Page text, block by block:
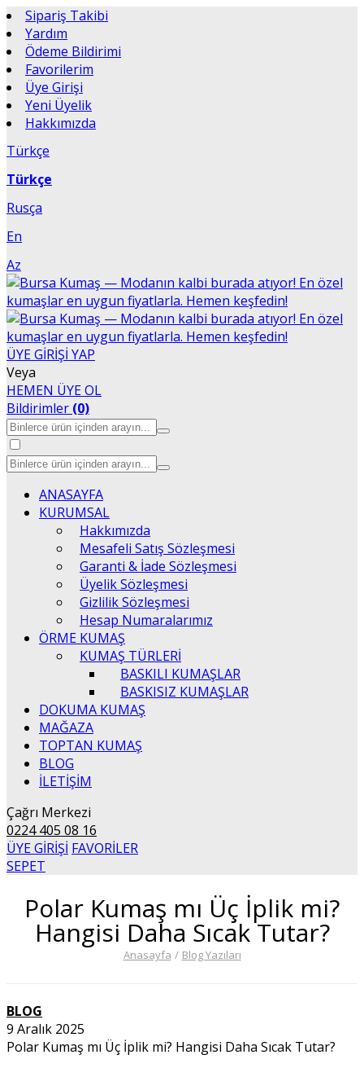
Sipariş Takibi
Yardım
Ödeme Bildirimi
Favorilerim
Üye Girişi
Yeni Üyelik
Hakkımızda
Türkçe
Türkçe
Rusça
En
Az
ÜYE GİRİŞİ YAP
Veya
HEMEN ÜYE OL
Bildirimler (0)
ANASAYFA
KURUMSAL
Hakkımızda
Mesafeli Satış Sözleşmesi
Garanti & İade Sözleşmesi
Üyelik Sözleşmesi
Gizlilik Sözleşmesi
Hesap Numaralarımız
ÖRME KUMAŞ
KUMAŞ TÜRLERİ
BASKILI KUMAŞLAR
BASKISIZ KUMAŞLAR
DOKUMA KUMAŞ
MAĞAZA
TOPTAN KUMAŞ
BLOG
İLETİŞİM
Çağrı Merkezi
0224 405 08 16
ÜYE GİRİŞİ FAVORİLER
SEPET
Polar Kumaş mı Üç İplik mi?
Hangisi Daha Sıcak Tutar?
Anasayfa / Blog Yazıları
BLOG
9 Aralık 2025
Polar Kumaş mı Üç İplik mi? Hangisi Daha Sıcak Tutar?